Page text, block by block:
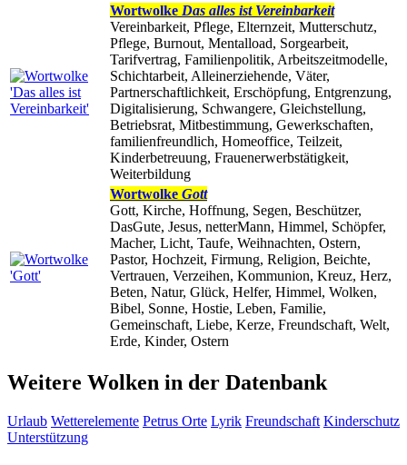
Wortwolke Das alles ist Vereinbarkeit
Vereinbarkeit, Pflege, Elternzeit, Mutterschutz,
Pflege, Burnout, Mentalload, Sorgearbeit,
Tarifvertrag, Familienpolitik, Arbeitszeitmodelle,
Schichtarbeit, Alleinerziehende, Väter,
Partnerschaftlichkeit, Erschöpfung, Entgrenzung,
Digitalisierung, Schwangere, Gleichstellung,
Betriebsrat, Mitbestimmung, Gewerkschaften,
familienfreundlich, Homeoffice, Teilzeit,
Kinderbetreuung, Frauenerwerbstätigkeit,
Weiterbildung
Wortwolke Gott
Gott, Kirche, Hoffnung, Segen, Beschützer,
DasGute, Jesus, netterMann, Himmel, Schöpfer,
Macher, Licht, Taufe, Weihnachten, Ostern,
Pastor, Hochzeit, Firmung, Religion, Beichte,
Vertrauen, Verzeihen, Kommunion, Kreuz, Herz,
Beten, Natur, Glück, Helfer, Himmel, Wolken,
Bibel, Sonne, Hostie, Leben, Familie,
Gemeinschaft, Liebe, Kerze, Freundschaft, Welt,
Erde, Kinder, Ostern
Weitere Wolken in der Datenbank
Urlaub Wetterelemente Petrus Orte Lyrik Freundschaft Kinderschutz
Unterstützung